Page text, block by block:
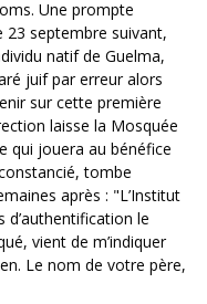
Une prompte
23 septembre suivant,
natif de Guelma,
juif par erreur alors
sur cette première
laisse la Mosquée
qui jouera au bénéfice
tombe
après : "L’Institut
d’authentification le
vient de m’indiquer
Le nom de votre père,